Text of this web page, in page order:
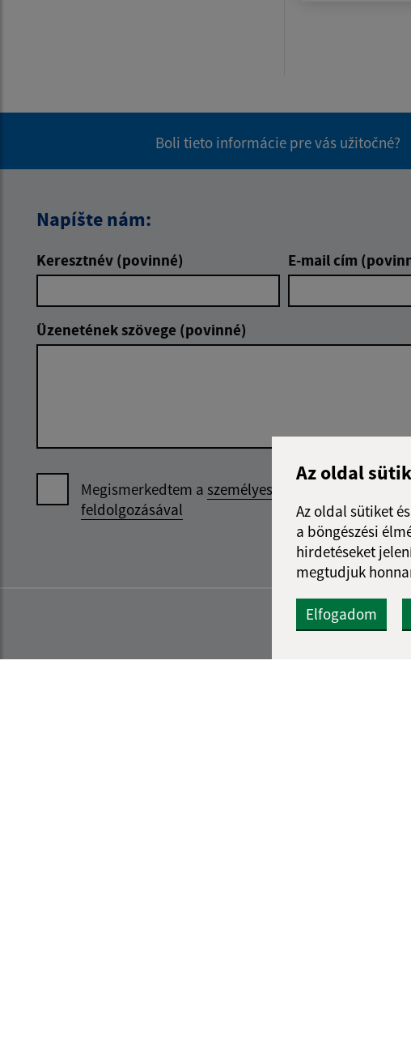
Az oldal
Az oldal sütiket
a böngészési
hirdetéseket
megtudjuk
Elfogadom
Boli tieto informácie pre vás užitočné?
Napíšte nám:
Keresztnév (povinné) E-mail cím
Üzenetének szövege (povinné)
Megismerkedtem a személyes adatok
feldolgozásával
Google